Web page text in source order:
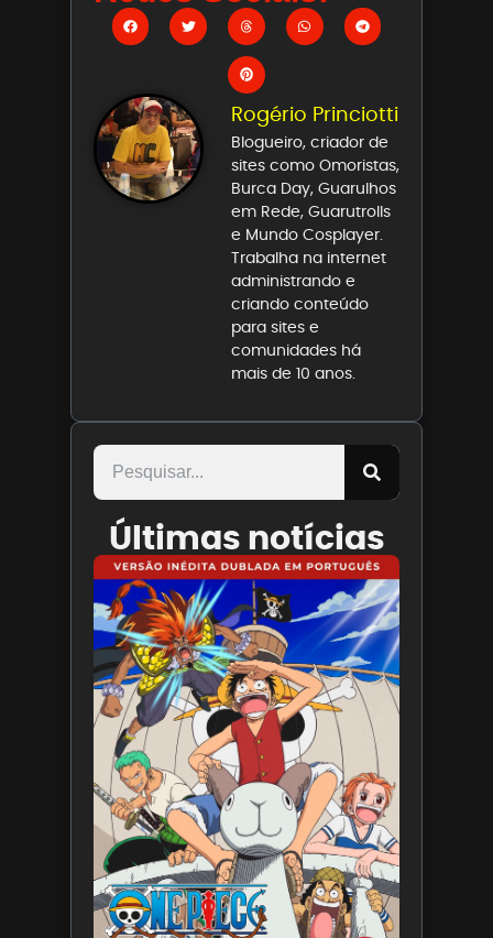
Rogério Princiotti
Blogueiro, criador de
sites como Omoristas,
Burca Day, Guarulhos
em Rede, Guarutrolls
e Mundo Cosplayer.
Trabalha na internet
administrando e
criando conteúdo
para sites e
comunidades há
mais de 10 anos.
Últimas notícias